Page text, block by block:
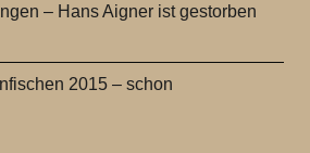
– Hans Aigner ist gestorben
2015 – schon